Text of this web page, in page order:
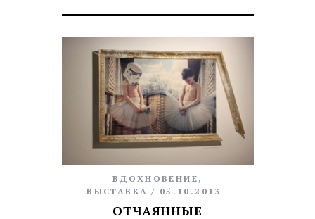
ВДОХНОВЕНИЕ ,
ВЫСТАВКА
05.10.2013
ОТЧАЯННЫЕ